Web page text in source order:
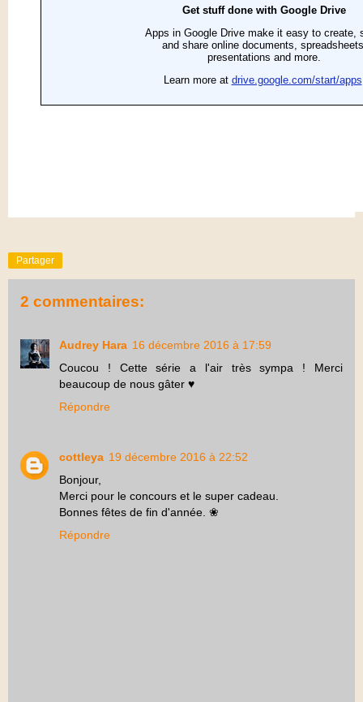
Partager
2 commentaires:
Audrey Hara 16 décembre 2016 à 17:59
Coucou ! Cette série a l'air très sympa ! Merci
beaucoup de nous gâter ♥
Répondre
cottleya 19 décembre 2016 à 22:52
Bonjour,
Merci pour le concours et le super cadeau.
Bonnes fêtes de fin d'année. ❀​​​
Répondre